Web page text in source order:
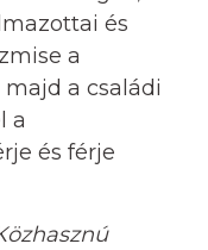
és
a
a családi
a
és férje